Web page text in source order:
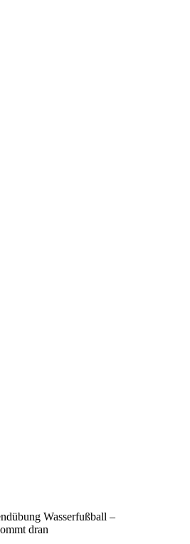
Wasserfußball –
dran